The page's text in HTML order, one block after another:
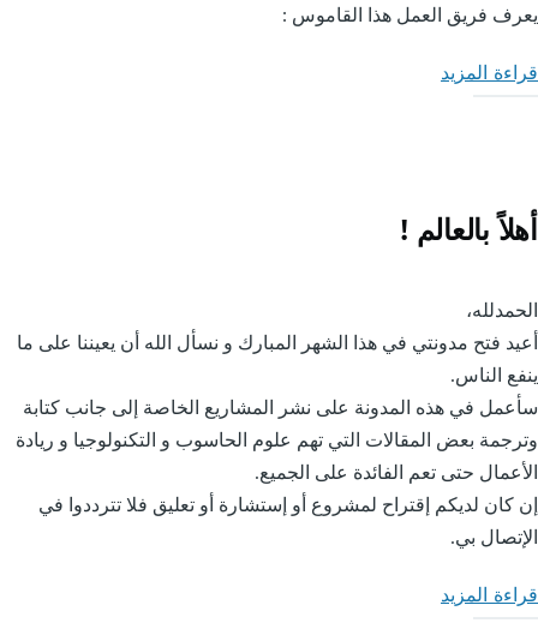
فريق العمل هذا القاموس :
المزيدabout
المصطلحاتبالعالم !
فتح مدونتي في هذا الشهر المبارك و نسأل الله أن يعيننا على ما
الناس.
في هذه المدونة على نشر المشاريع الخاصة إلى جانب كتابة
بعض المقالات التي تهم علوم الحاسوب و التكنولوجيا و ريادة
حتى تعم الفائدة على الجميع.
لديكم إقتراح لمشروع أو إستشارة أو تعليق فلا تترددوا في
بي.
المزيدabout